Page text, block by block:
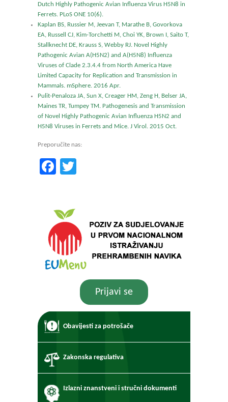
Dutch Highly Pathogenic Avian Influenza Virus H5N8 in
Ferrets. PLoS ONE 10(6).
Kaplan BS, Russier M, Jeevan T, Marathe B, Govorkova
EA, Russell CJ, Kim-Torchetti M, Choi YK, Brown I, Saito T,
Stallknecht DE, Krauss S, Webby RJ. Novel Highly
Pathogenic Avian A(H5N2) and A(H5N8) Influenza
Viruses of Clade 2.3.4.4 from North America Have
Limited Capacity for Replication and Transmission in
Mammals. mSphere. 2016 Apr.
Pulit-Penaloza JA, Sun X, Creager HM, Zeng H, Belser JA,
Maines TR, Tumpey TM. Pathogenesis and Transmission
of Novel Highly Pathogenic Avian Influenza H5N2 and
H5N8 Viruses in Ferrets and Mice. J Virol. 2015 Oct.
Preporučite nas:
Facebook
Prijavi se
Obavijesti za potrošače
Zakonska regulativa
Izlazni znanstveni i stručni dokumenti